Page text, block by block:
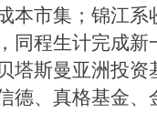
本市集；锦江系
程生计完成新
塔斯曼亚洲投
德、真格基金、